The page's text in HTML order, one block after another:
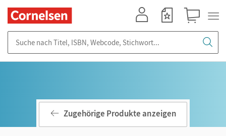
Zugehörige Produkte anzeigen